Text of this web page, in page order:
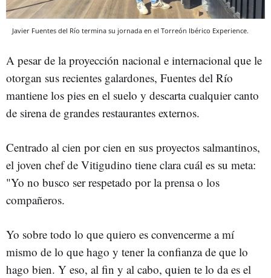
Javier Fuentes del Río termina su jornada en el Torreón Ibérico Experience.
A pesar de la proyección nacional e internacional que le
otorgan sus recientes galardones, Fuentes del Río
mantiene los pies en el suelo y descarta cualquier canto
de sirena de grandes restaurantes externos.
Centrado al cien por cien en sus proyectos salmantinos,
el joven chef de Vitigudino tiene clara cuál es su meta:
"Yo no busco ser respetado por la prensa o los
compañeros.
Yo sobre todo lo que quiero es convencerme a mí
mismo de lo que hago y tener la confianza de que lo
hago bien. Y eso, al fin y al cabo, quien te lo da es el